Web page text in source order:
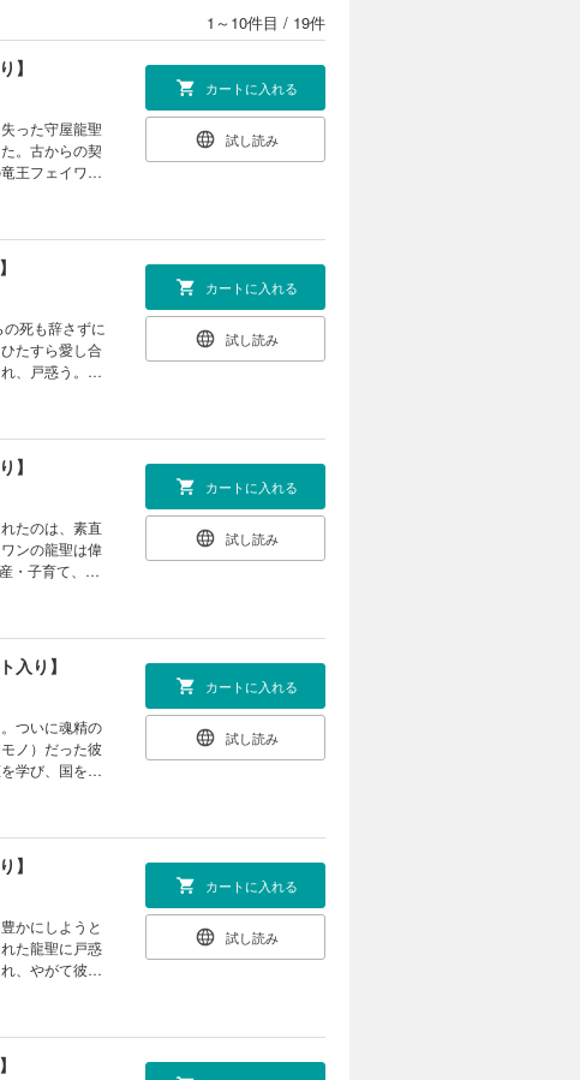
1～10件目 / 19件
】
った守屋龍聖
。古からの契
王フェイワン
カートに入れる
試し読み
死も辞さずに
たすら愛し合
、戸惑う。だ
明らかになる
ろしショート
カートに入れる
試し読み
】
たのは、素直
ンの龍聖は偉
・子育て、そ
カートに入れる
試し読み
入り】
ついに魂精の
ノ）だった彼
学び、国を造
カートに入れる
試し読み
】
かにしようと
た龍聖に戸惑
、やがて彼を
カートに入れる
試し読み